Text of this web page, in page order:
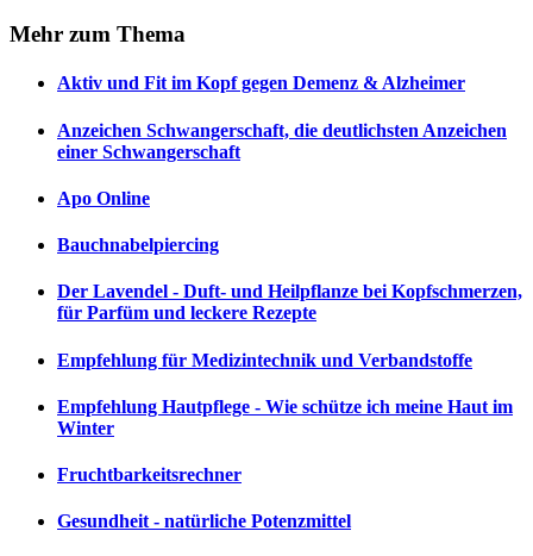
Mehr zum Thema
Aktiv und Fit im Kopf gegen Demenz & Alzheimer
Anzeichen Schwangerschaft, die deutlichsten Anzeichen
einer Schwangerschaft
Apo Online
Bauchnabelpiercing
Der Lavendel - Duft- und Heilpflanze bei Kopfschmerzen,
für Parfüm und leckere Rezepte
Empfehlung für Medizintechnik und Verbandstoffe
Empfehlung Hautpflege - Wie schütze ich meine Haut im
Winter
Fruchtbarkeitsrechner
Gesundheit - natürliche Potenzmittel